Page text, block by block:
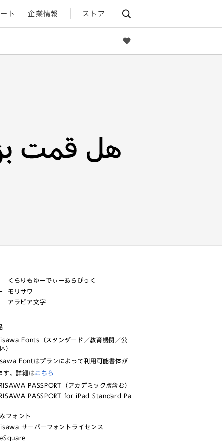
ト 企業情報 ストア
くらりもゆーでぃーあらびっく
モリサワ
アラビア文字
Fonts（スタンダード／教育機関／公
）
Fontはプランによって利用可能書体が
す。詳細はこちら
PASSPORT（アカデミック版含む）
PASSPORT for iPad Standard Pa
フォント
サーバーフォントライセンス